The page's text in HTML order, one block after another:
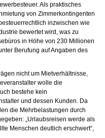
Als praktisches
von Zimmerkontingenten
inzwischen wie
bewertet wird, was zu
in Höhe von 230 Millionen
Berufung auf Angaben des
nicht um Mietverhältnisse,
wolle die
bestehe kein
und dessen Kunden. Da
die Mehrbelastungen durch
„Urlaubsreisen werde als
Menschen deutlich erschwert“,